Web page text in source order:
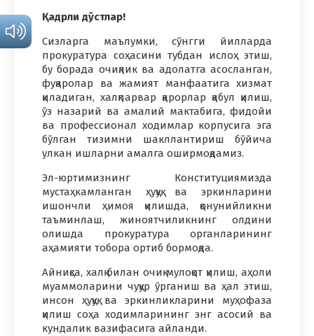
Қадрли дўстлар!
Сизларга маълумки, сўнгги йилларда
прокуратура соҳасини тубдан ислоҳ этиш,
бу борада очиқлик ва адолатга асосланган,
фуқаролар ва жамият манфаатига хизмат
қиладиган, халқпарвар қарорлар қабул қилиш,
ўз назарий ва амалий мактабига, фидойи
ва профессионал ходимлар корпусига эга
бўлган тизимни шакллантириш бўйича
улкан ишларни амалга оширмоқдамиз.
Эл-юртимизнинг Конституциямизда
мустаҳкамланган ҳуқуқ ва эркинларини
ишончли ҳимоя қилишда, қонунийликни
таъминлаш, жиноятчиликнинг олдини
олишда прокуратура органларининг
аҳамияти тобора ортиб бормоқда.
Айниқса, халқ билан очиқ мулоқот қилиш, аҳоли
муаммоларини чуқур ўрганиш ва ҳал этиш,
инсон ҳуқуқ ва эркинликларини муҳофаза
қилиш соҳа ходимларининг энг асосий ва
кундалик вазифасига айланди.